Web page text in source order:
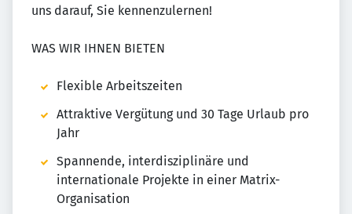
uns darauf, Sie kennenzulernen!
WAS WIR IHNEN BIETEN
Flexible Arbeitszeiten
Attraktive Vergütung und 30 Tage Urlaub pro
Jahr
Spannende, interdisziplinäre und
internationale Projekte in einer Matrix-
Organisation